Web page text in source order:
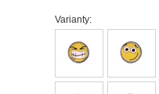
Varianty: